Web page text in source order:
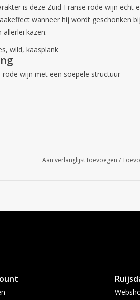
is deze Zuid-Franse rode wijn echt
wanneer hij wordt geschonken
allerlei kazen.
wild, kaasplank
rode wijn met een soepele structuur
Aan verlanglijst toevoegen /